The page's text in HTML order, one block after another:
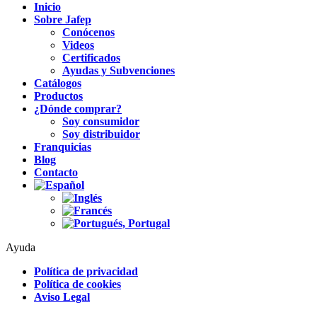
Inicio
Sobre Jafep
Conócenos
Videos
Certificados
Ayudas y Subvenciones
Catálogos
Productos
¿Dónde comprar?
Soy consumidor
Soy distribuidor
Franquicias
Blog
Contacto
Ayuda
Política de privacidad
Política de cookies
Aviso Legal